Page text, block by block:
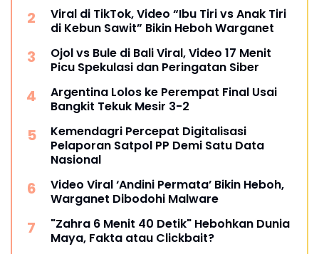
Viral di TikTok, Video “Ibu Tiri vs Anak Tiri
di Kebun Sawit” Bikin Heboh Warganet
Ojol vs Bule di Bali Viral, Video 17 Menit
Picu Spekulasi dan Peringatan Siber
Argentina Lolos ke Perempat Final Usai
Bangkit Tekuk Mesir 3-2
Kemendagri Percepat Digitalisasi
Pelaporan Satpol PP Demi Satu Data
Nasional
Video Viral ‘Andini Permata’ Bikin Heboh,
Warganet Dibodohi Malware
"Zahra 6 Menit 40 Detik" Hebohkan Dunia
Maya, Fakta atau Clickbait?